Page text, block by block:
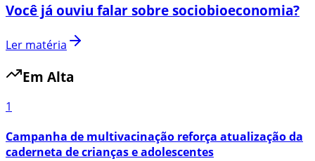
Você já ouviu falar sobre sociobioeconomia?
Ler matéria
Em Alta
1
Campanha de multivacinação reforça atualização da
caderneta de crianças e adolescentes